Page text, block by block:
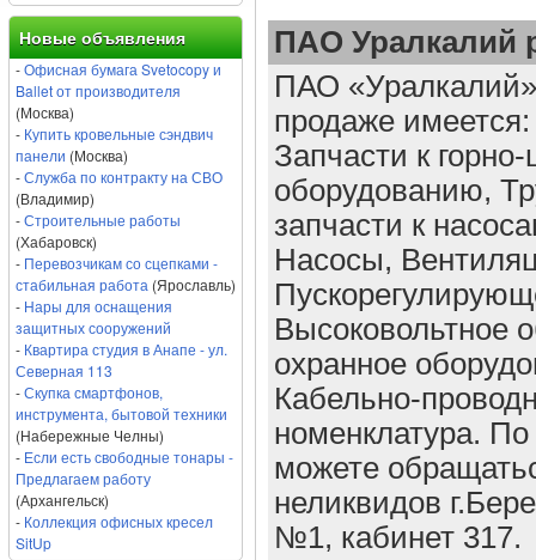
Новые объявления
-Офисная бумага Svetocopy и
Ballet от производителя
(Москва)
- Купить кровельные сэндвич
панели (Москва)
-Служба по контракту на СВО
(Владимир)
-Строительные работы
(Хабаровск)
- Перевозчикам со сцепками -
стабильная работа (Ярославль)
- Нары для оснащения
защитных сооружений
- Квартира студия в Анапе - ул.
Северная 113
-Скупка смартфонов,
инструмента, бытовой техники
(Набережные Челны)
- Если есть свободные тонары -
Предлагаем работу
(Архангельск)
- Коллекция офисных кресел
SitUp
ПАО Уралкалий
ПАО «Уралкалий»
продаже
Запчасти к
оборудованию,
запчасти к
Насосы,
Высоковольтное
охранное
Кабельно-
номенклатура.
можете
неликвидов
№1, кабинет 317.